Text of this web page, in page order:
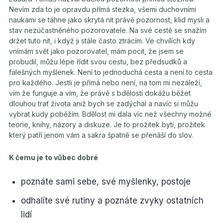
Nevím zda to je opravdu přímá stezka, všemi duchovními
naukami se táhne jako skrytá nit právě pozornost, klid mysli a
stav nezúčastněného pozorovatele. Na své cestě se snažím
držet tuto nit, i když ji stále často ztrácím. Ve chvílích kdy
vnímám svět jako pozorovatel, mám pocit, že jsem se
probudil, můžu lépe řídit svou cestu, bez předsudků a
falešných myšlenek. Není to jednoduchá cesta a není to cesta
pro každého. Jestli je přímá nebo není, na tom mi nezáleží,
vím že funguje a vím, že právě s bdělostí dokážu běžet
dlouhou trať života aniž bych se zadýchal a navíc si můžu
vybrat kudy poběžím. Bdělost mi dala víc než všechny možné
teorie, knihy, názory a diskuze. Je to prožitek bytí, prožitek
který patří jenom vám a sakra špatně se přenáší do slov.
K čemu je to vůbec dobré
poznáte sami sebe, své myšlenky, postoje
odhalíte své rutiny a poznáte zvyky ostatních
lidí